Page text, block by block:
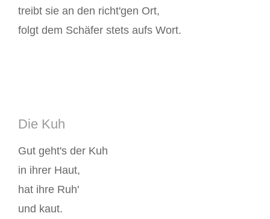
treibt sie an den richt'gen Ort,
folgt dem Schäfer stets aufs Wort.
Die Kuh
Gut geht's der Kuh
in ihrer Haut,
hat ihre Ruh'
und kaut.